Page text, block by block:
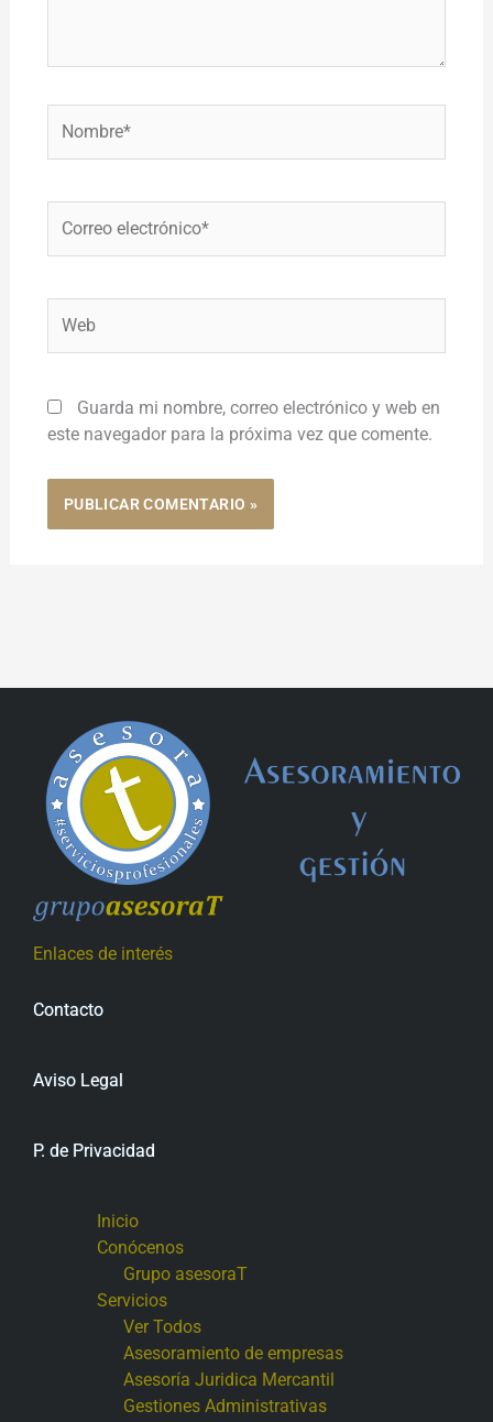
electrónico*
Guarda mi nombre, correo electrónico y web en
este navegador para la próxima vez que comente.
Enlaces de interés
Contacto
Aviso Legal
P. de Privacidad
Inicio
Conócenos
Grupo asesoraT
Servicios
Ver Todos
Asesoramiento de empresas
Asesoría Juridica Mercantil
Gestiones Administrativas